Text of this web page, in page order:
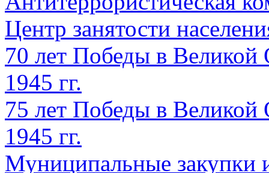
Центр занятости
70 лет Победы в Великой
1945 гг.
75 лет Победы в Великой
1945 гг.
Муниципальные закупки